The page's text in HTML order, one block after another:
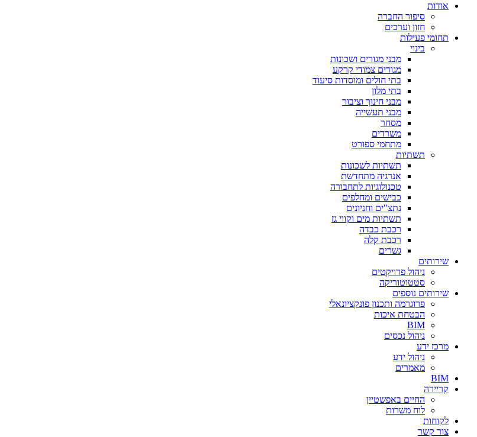
אודות
סיפור החברה
חזון וערכים
תחומי פעילות
בינוי
מבני מגורים ושכונות
מגורים צמודי קרקע
בתי חולים ומוסדות סיעוד
בתי מלון
מבני חינוך וציבור
מבני תעשייה
מסחר
משרדים
מתחמי ספורט
תשתיות
תשתיות לשכונות
אנרגיה מתחדשת
טכנולוגיות לתחבורה
כבישים ומחלפים
נתצ"ים וחניונים
תשתיות מים וקווי גז
רכבת כבדה
רכבת קלה
גשרים
שירותים
ניהול פרויקטים
סטטוטוריקה
שירותים נוספים
פרוגרמה ותכנון פונקציונאלי
הבטחת איכות
BIM
ניהול נכסים
מרכז ידע
ניהול ידע
מאמרים
BIM
קריירה
החיים באפשטיין
לוח משרות
לקוחות
צור קשר